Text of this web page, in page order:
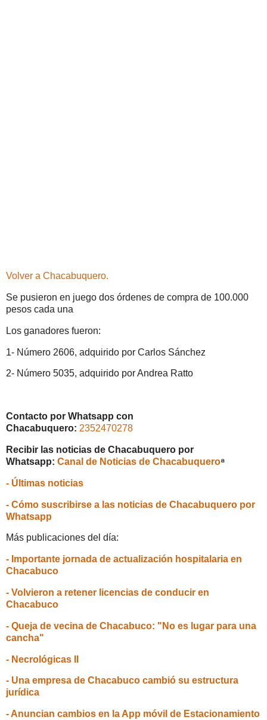
Volver a Chacabuquero.
Se pusieron en juego dos órdenes de compra de 100.000
pesos cada una
Los ganadores fueron:
1- Número 2606, adquirido por Carlos Sánchez
2- Número 5035, adquirido por Andrea Ratto
Contacto por Whatsapp con
Chacabuquero: 2352470278
Recibir las noticias de Chacabuquero por
Whatsapp: Canal de Noticias de Chacabuquero⁸
- Últimas noticias
- Cómo suscribirse a las noticias de Chacabuquero por
Whatsapp
Más publicaciones del día:
- Importante jornada de actualización hospitalaria en
Chacabuco
- Volvieron a retener licencias de conducir en
Chacabuco
- Queja de vecina de Chacabuco: "No es lugar para una
cancha"
- Necrológicas II
- Una empresa de Chacabuco cambió su estructura
jurídica
- Anuncian cambios en la App móvil de Estacionamiento